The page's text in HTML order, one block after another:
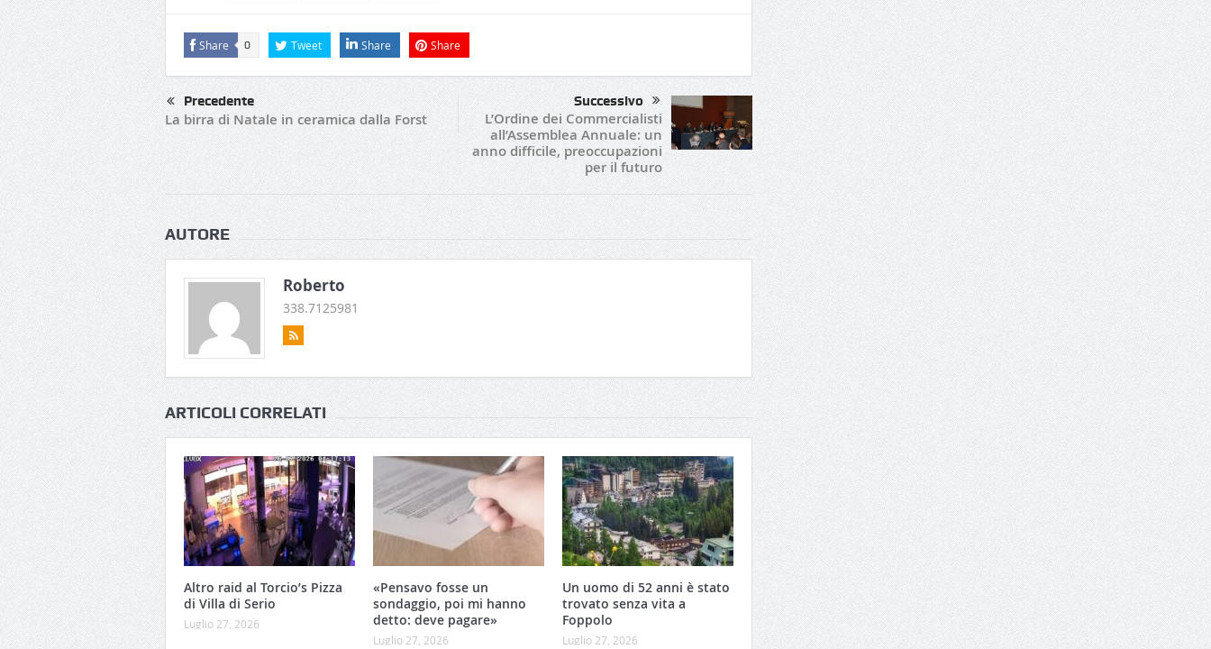
Share 0 Tweet Share Share
Precedente
La birra di Natale in ceramica dalla Forst
Successivo
L’Ordine dei Commercialisti
all’Assemblea Annuale: un
anno difficile, preoccupazioni
per il futuro
AUTORE
Roberto
338.7125981
ARTICOLI CORRELATI
Altro raid al Torcio’s Pizza
di Villa di Serio
Luglio 27, 2026
«Pensavo fosse un
sondaggio, poi mi hanno
detto: deve pagare»
Luglio 27, 2026
Un uomo di 52 anni è stato
trovato senza vita a
Foppolo
Luglio 27, 2026